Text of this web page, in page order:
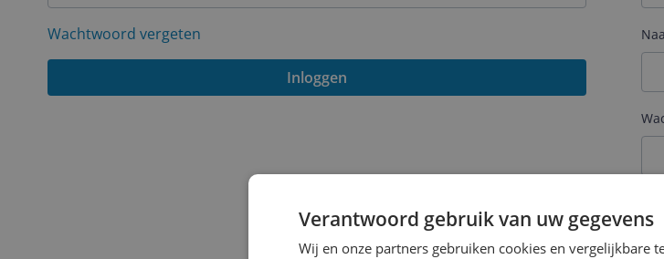
Wachtwoord vergeten
Inloggen
Verantwoord gebruik van uw gegevens
Wij en onze partners gebruiken cookies en vergelijkbare